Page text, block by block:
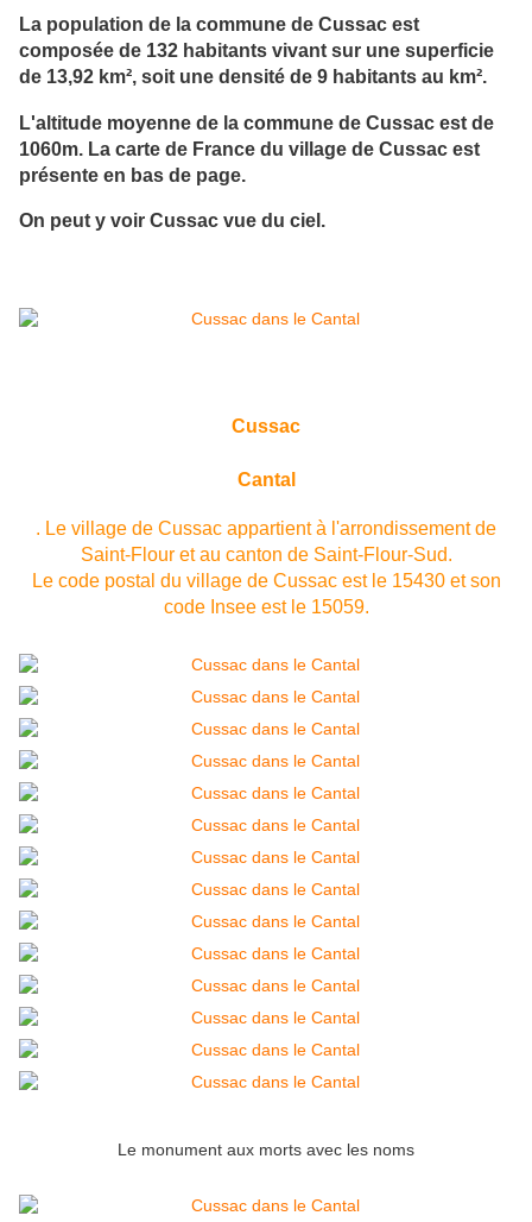
La population de la commune de Cussac est
composée de 132 habitants vivant sur une superficie
de 13,92 km², soit une densité de 9 habitants au km².
L'altitude moyenne de la commune de Cussac est de
1060m. La carte de France du village de Cussac est
présente en bas de page.
On peut y voir Cussac vue du ciel.
Cussac
Cantal
. Le village de Cussac appartient à l'arrondissement de
Saint-Flour et au canton de Saint-Flour-Sud.
Le code postal du village de Cussac est le 15430 et son
code Insee est le 15059.
Le monument aux morts avec les noms